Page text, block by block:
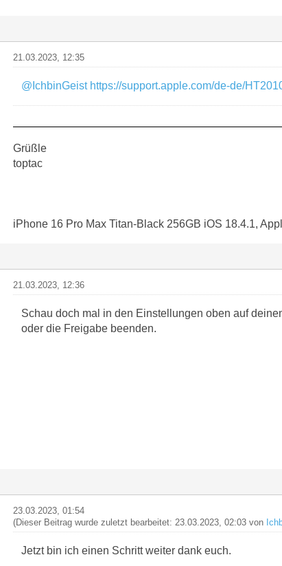
21.03.2023, 12:35
@IchbinGeist https://support.apple.com/de-de/
Grüßle
toptac
iPhone 16 Pro Max Titan-Black 256GB iOS 18.4.1,
21.03.2023, 12:36
Schau doch mal in den Einstellungen oben auf
oder die Freigabe beenden.
23.03.2023, 01:54
(Dieser Beitrag wurde zuletzt bearbeitet: 23.03.2023, 02:03 von
Jetzt bin ich einen Schritt weiter dank euch.